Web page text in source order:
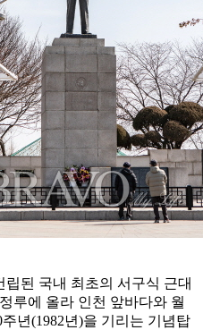
된 국내 최초의 서구식 근대
루에 올라 인천 앞바다와 월
년(1982년)을 기리는 기념탑